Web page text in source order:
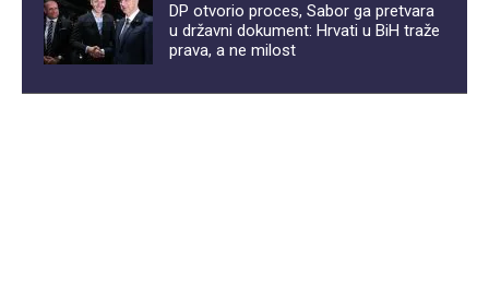
DP otvorio proces, Sabor ga pretvara
u državni dokument: Hrvati u BiH traže
prava, a ne milost